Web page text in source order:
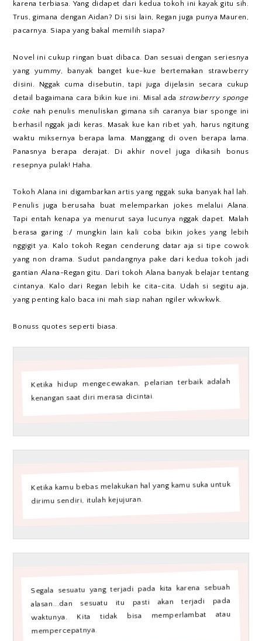
karena terbiasa. Yang didapet dari kedua tokoh ini kayak gitu sih.
Trus, gimana dengan Aidan? Di sisi lain, Regan juga punya Mauren,
pacarnya. Siapa yang bakal memilih siapa?
Novel ini cukup ringan buat dibaca. Dan sesuai dengan seriesnya
yang yummy, banyak banget kue-kue bertemakan strawberry
disini. Nggak cuma disebutin, tapi juga dijelasin secara cukup
detail bagaimana cara bikin kue ini. Misal ada strawberry sponge
cake nah penulis menuliskan gimana sih caranya biar sponge ini
berhasil nggak jadi keras. Masak kue kan ribet yah, harus ngitung
waktu miksernya berapa lama. Manggang di oven berapa lama.
Panasnya berapa derajat. Di akhir novel juga dikasih bonus
resepnya pulak! Haha.
Tokoh Alana ini digambarkan artis yang nggak suka banyak hal lah.
Penulis juga berusaha buat melemparkan jokes melalui Alana.
Tapi entah kenapa ya menurut saya lucunya nggak dapet. Malah
berasa garing :/ mungkin lain kali coba bikin jokes yang lebih
nggigit ya. Kalo tokoh Regan cenderung datar aja si tipe cowok
yang non drama. Sudut pandangnya pake dari kedua tokoh jadi
gantian Alana-Regan gitu. Dari tokoh Alana banyak belajar tentang
cintanya. Kalo dari Regan lebih ke cita-cita. Udah si segitu aja,
yang penting kalo baca ini mah siap nahan ngiler wkwkwk.
Bonuss quotes seperti biasa.
Ketika hidup mengecewakan, pelarian terbaik adalah
kenangan saat diri merasa dicintai.
Ketika kamu bebas melakukan hal yang kamu suka untuk
dirimu sendiri, itulah kejujuran.
Segala sesuatu yang terjadi pada kita karena sebuah
alasan...dan sesuatu itu pasti akan terjadi pada
waktunya. Kita tidak bisa memperlambat atau
mempercepatnya.